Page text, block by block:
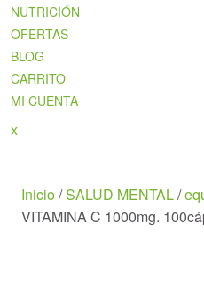
NUTRICIÓN
OFERTAS
BLOG
CARRITO
MI CUENTA
xClose
Inicio/SALUD MENTAL/
VITAMINA C 1000mg.